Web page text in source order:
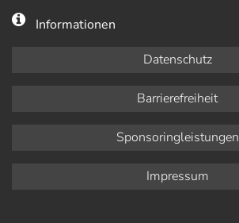
Informationen
Datenschutz
Barrierefreiheit
Sponsoringleistungen
Impressum